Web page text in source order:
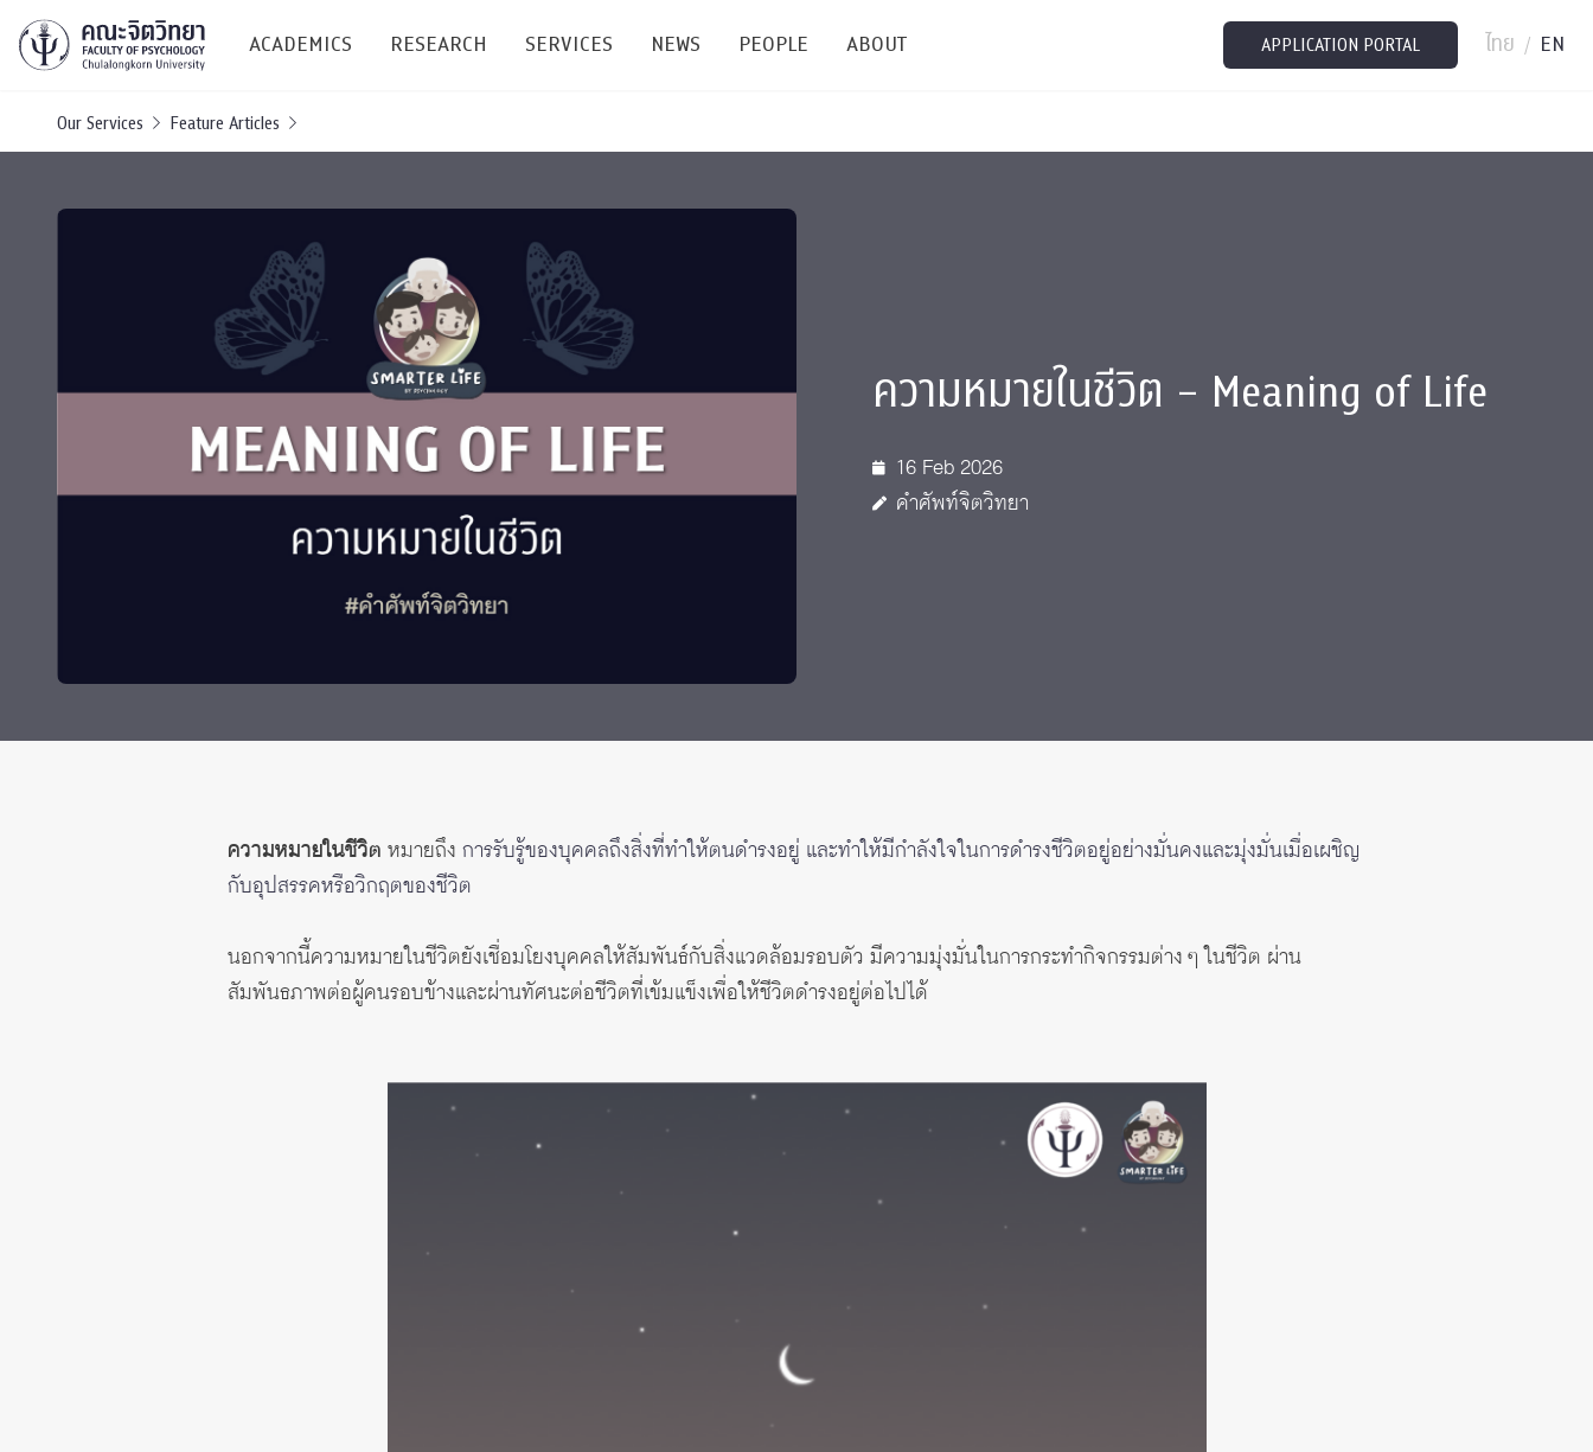
ACADEMICS
Undergraduate
Bachelor of Science
(B.Sc.)
Graduate
Master's and PhD
Current Students
RESEARCH
Research Publications
Conference
International Conference & Symposium
TICP 2023
SSBW Activities
Grants and Awards
SERVICES
PSY Stats Clinic
Wellness Center
Psychological Center for Effective Organization
Life Di
CU Radio
NEWS
Events & Announcement
Jobs
PEOPLE
Staffs
ABOUT
Annual Reports
Intranet
APPLICATION PORTAL ไทย / EN
Our Services Feature Articles
ความหมายในชีวิต – Meaning of Life
16 Feb 2026
คำศัพท์จิตวิทยา
ความหมายในชีวิต หมายถึง การรับรู้ของบุคคลถึงสิ่งที่ทำให้ตนดำรงอยู่ และทำให้มีกำลังใจในการดำรงชีวิตอยู่อย่างมั่นคงและมุ่งมั่นเมื่อเผชิญ
กับอุปสรรคหรือวิกฤตของชีวิต
นอกจากนี้ความหมายในชีวิตยังเชื่อมโยงบุคคลให้สัมพันธ์กับสิ่งแวดล้อมรอบตัว มีความมุ่งมั่นในการกระทำกิจกรรมต่าง ๆ ในชีวิต ผ่าน
สัมพันธภาพต่อผู้คนรอบข้างและผ่านทัศนะต่อชีวิตที่เข้มแข็งเพื่อให้ชีวิตดำรงอยู่ต่อไปได้